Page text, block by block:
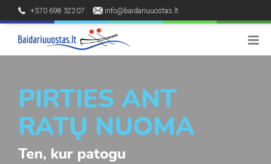
+370 698 32207 info@baidariuuostas.lt
Palūšės kaimas, Ignalinos raj.
PIRTIES ANT
RATŲ NUOMA
Ten, kur patogu